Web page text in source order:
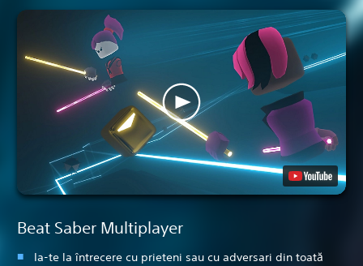
Beat Saber Multiplayer
Ia-te la întrecere cu prieteni sau cu adversari din toată